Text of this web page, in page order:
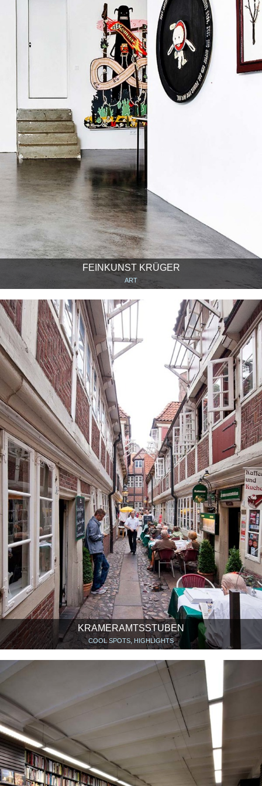
FEINKUNST KRÜGER
ART
KRAMERAMTSSTUBEN
COOL SPOTS, HIGHLIGHTS